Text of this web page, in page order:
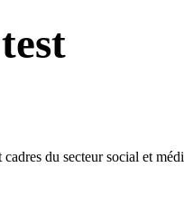
du secteur social et